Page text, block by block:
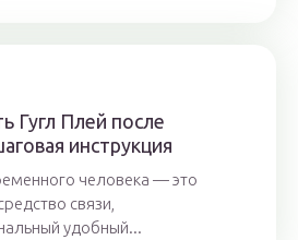
Гугл Плей после
инструкция
человека — это
связи,
удобный...